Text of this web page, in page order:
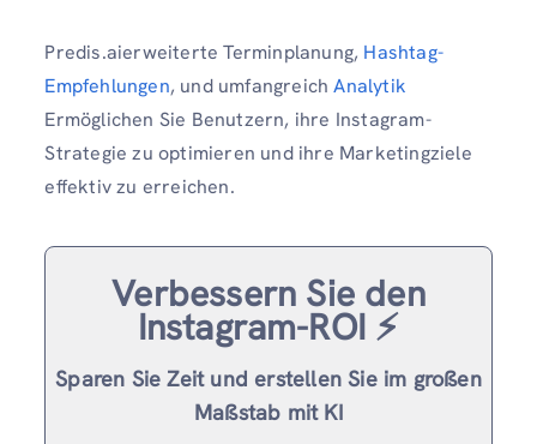
Predis.aierweiterte Terminplanung, Hashtag-
Empfehlungen, und umfangreichAnalytik
Ermöglichen Sie Benutzern, ihre Instagram-
Strategie zu optimieren und ihre Marketingziele
effektiv zu erreichen.
Verbessern Sie den
Instagram-ROI ⚡️
Sparen Sie Zeit und erstellen Sie im großen
Maßstab mit KI